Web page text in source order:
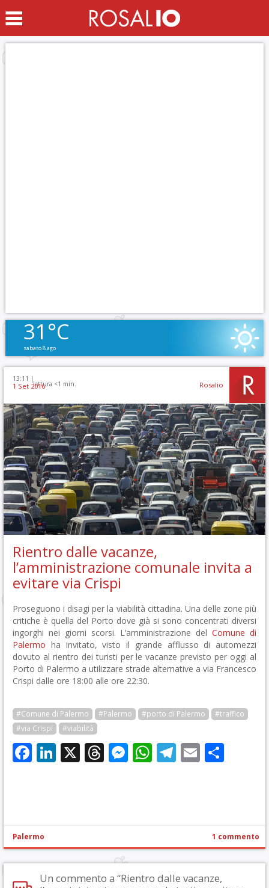
31°C
sabato 8 ago
13:11 |
lettura <1 min.
1 Set 2016 Rosalio
Rientro dalle vacanze,
l’amministrazione comunale invita a
evitare via Crispi
Proseguono i disagi per la viabilità cittadina. Una delle zone più
critiche è quella del Porto dove già si sono concentrati diversi
ingorghi nei giorni scorsi. L’amministrazione delComune di
Palermo ha invitato, visto il grande afflusso di automezzi
dovuto al rientro dei turisti per le vacanze previsto per oggi al
Porto di Palermo a utilizzare strade alternative a via Francesco
Crispi dalle ore 18:00 alle ore 22:30.
#Comune di Palermo #Palermo #porto di Palermo
#traffico
#via Crispi
#viabilità
Facebook
LinkedIn
X Threads
Messenger
WhatsApp
Telegram
Email
Palermo 1 commento
Un commento a “Rientro dalle vacanze,